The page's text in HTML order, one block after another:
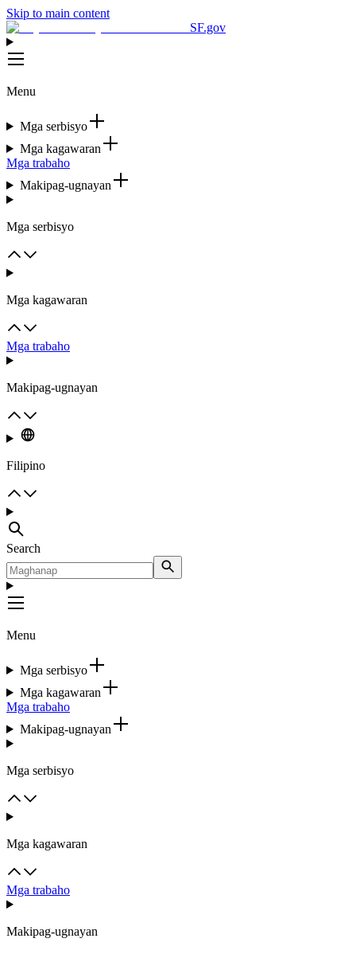
Skip to main content
SF.gov
Menu
Mga serbisyo
Mga kagawaran
Mga trabaho
Makipag-ugnayan
Mga serbisyo
Mga kagawaran
Mga trabaho
Makipag-ugnayan
Filipino
Search
Menu
Mga serbisyo
Mga kagawaran
Mga trabaho
Makipag-ugnayan
Mga serbisyo
Mga kagawaran
Mga trabaho
Makipag-ugnayan